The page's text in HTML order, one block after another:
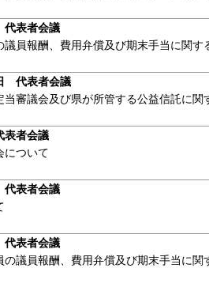
表者会議
員報酬、費用弁償及び期末手当に関す
代表者会議
審議会及び県が所管する公益信託に関
者会議
ついて
表者会議
表者会議
議員報酬、費用弁償及び期末手当に関